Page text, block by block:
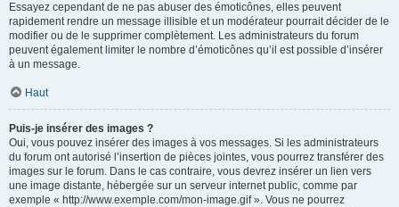
Essayez cependant de ne pas abuser des émoticônes, elles peuvent
rapidement rendre un message illisible et un modérateur pourrait décider de le
modifier ou de le supprimer complètement. Les administrateurs du forum
peuvent également limiter le nombre d’émoticônes qu’il est possible d’insérer
à un message.
Haut
Puis-je insérer des images ?
Oui, vous pouvez insérer des images à vos messages. Si les administrateurs
du forum ont autorisé l’insertion de pièces jointes, vous pourrez transférer des
images sur le forum. Dans le cas contraire, vous devrez insérer un lien vers
une image distante, hébergée sur un serveur internet public, comme par
exemple « http://www.exemple.com/mon-image.gif ». Vous ne pourrez